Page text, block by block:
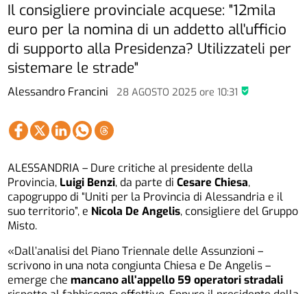
Alessandro Francini 28 AGOSTO 2025ore 10:31
Il consigliere provinciale acquese: "12mila
euro per la nomina di un addetto all'ufficio
di supporto alla Presidenza? Utilizzateli per
sistemare le strade"
ALESSANDRIA – Dure critiche al presidente della
Provincia, Luigi Benzi, da parte diCesare Chiesa,
capogruppo di “Uniti per la Provincia di Alessandria e il
suo territorio”, e Nicola De Angelis, consigliere del Gruppo
Misto.
«Dall’analisi del Piano Triennale delle Assunzioni –
scrivono in una nota congiunta Chiesa e De Angelis –
emerge chemancano all’appello 59 operatori stradali